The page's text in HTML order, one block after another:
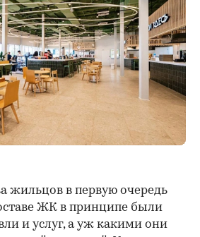
жильцов в первую очередь
ЖК в принципе были
и услуг, а уж какими они